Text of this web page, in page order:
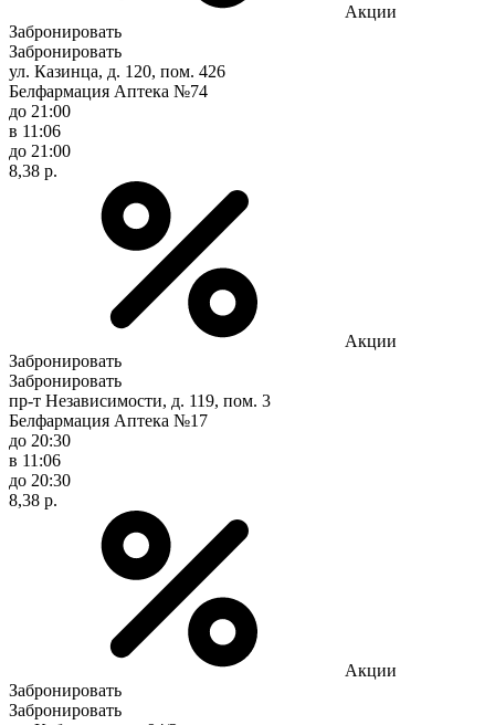
Акции
Забронировать
Забронировать
ул. Казинца, д. 120, пом. 426
Белфармация Аптека №74
до 21:00
в 11:06
до 21:00
8,38 р.
Акции
Забронировать
Забронировать
пр-т Независимости, д. 119, пом. 3
Белфармация Аптека №17
до 20:30
в 11:06
до 20:30
8,38 р.
Акции
Забронировать
Забронировать